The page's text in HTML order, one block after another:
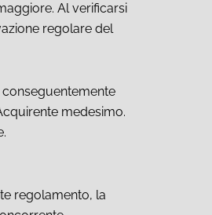
Al verificarsi
regolare del
conseguentemente
medesimo.
regolamento, la